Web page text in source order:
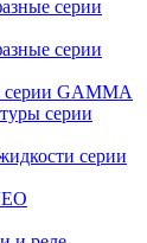
серии
серии
серии GAMMA
серии
серии